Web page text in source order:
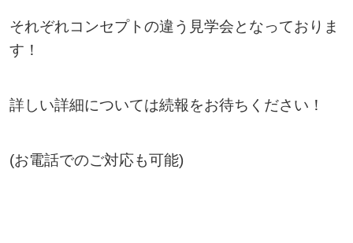
それぞれコンセプトの違う見学会となっておりま
す！
詳しい詳細については続報をお待ちください！
(お電話でのご対応も可能)